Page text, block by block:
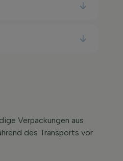
Verpackungen aus
des Transports vor